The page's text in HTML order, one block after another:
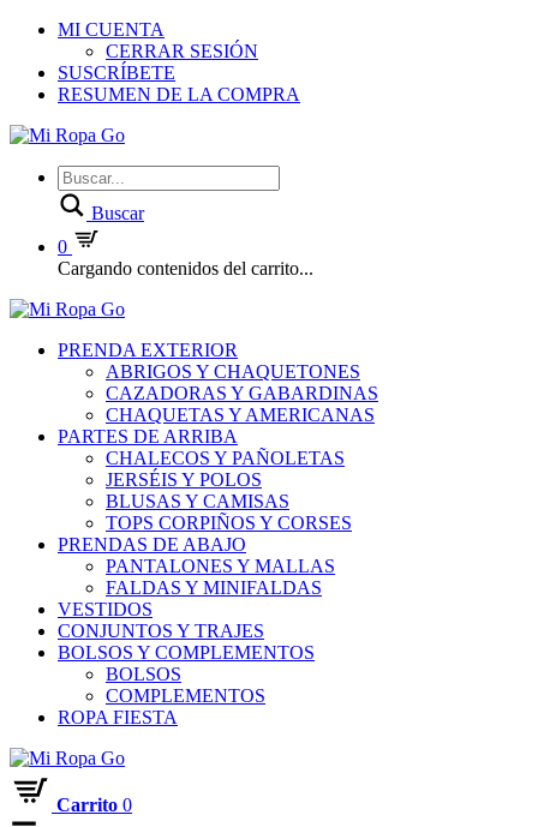
MI CUENTA
CERRAR SESIÓN
SUSCRÍBETE
RESUMEN DE LA COMPRA
Buscar
0
Cargando contenidos del carrito...
PRENDA EXTERIOR
ABRIGOS Y CHAQUETONES
CAZADORAS Y GABARDINAS
CHAQUETAS Y AMERICANAS
PARTES DE ARRIBA
CHALECOS Y PAÑOLETAS
JERSÉIS Y POLOS
BLUSAS Y CAMISAS
TOPS CORPIÑOS Y CORSES
PRENDAS DE ABAJO
PANTALONES Y MALLAS
FALDAS Y MINIFALDAS
VESTIDOS
CONJUNTOS Y TRAJES
BOLSOS Y COMPLEMENTOS
BOLSOS
COMPLEMENTOS
ROPA FIESTA
Carrito 0